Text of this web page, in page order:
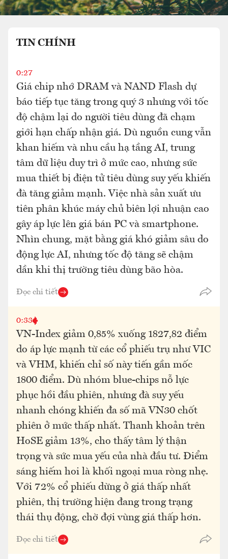
TIN CHÍNH
0:27
Giá chip nhớ DRAM và NAND Flash dự
báo tiếp tục tăng trong quý 3 nhưng với tốc
độ chậm lại do người tiêu dùng đã chạm
giới hạn chấp nhận giá. Dù nguồn cung vẫn
khan hiếm và nhu cầu hạ tầng AI, trung
tâm dữ liệu duy trì ở mức cao, nhưng sức
mua thiết bị điện tử tiêu dùng suy yếu khiến
đà tăng giảm mạnh. Việc nhà sản xuất ưu
tiên phân khúc máy chủ biên lợi nhuận cao
gây áp lực lên giá bán PC và smartphone.
Nhìn chung, mặt bằng giá khó giảm sâu do
động lực AI, nhưng tốc độ tăng sẽ chậm
dần khi thị trường tiêu dùng bão hòa.
Đọc chi tiết
0:33
VN-Index giảm 0,85% xuống 1827,82 điểm
do áp lực mạnh từ các cổ phiếu trụ như VIC
và VHM, khiến chỉ số này tiến gần mốc
1800 điểm. Dù nhóm blue-chips nỗ lực
phục hồi đầu phiên, nhưng đà suy yếu
nhanh chóng khiến đa số mã VN30 chốt
phiên ở mức thấp nhất. Thanh khoản trên
HoSE giảm 13%, cho thấy tâm lý thận
trọng và sức mua yếu của nhà đầu tư. Điểm
sáng hiếm hoi là khối ngoại mua ròng nhẹ.
Với 72% cổ phiếu dừng ở giá thấp nhất
phiên, thị trường hiện đang trong trạng
thái thụ động, chờ đợi vùng giá thấp hơn.
Đọc chi tiết